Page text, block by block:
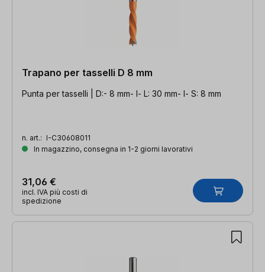
Trapano per tasselli D 8 mm
Punta per tasselli | D:- 8 mm- l- L: 30 mm- l- S: 8 mm
n. art.: I-C30608011
In magazzino, consegna in 1-2 giorni lavorativi
31,06 €
incl. IVA più costi di
spedizione